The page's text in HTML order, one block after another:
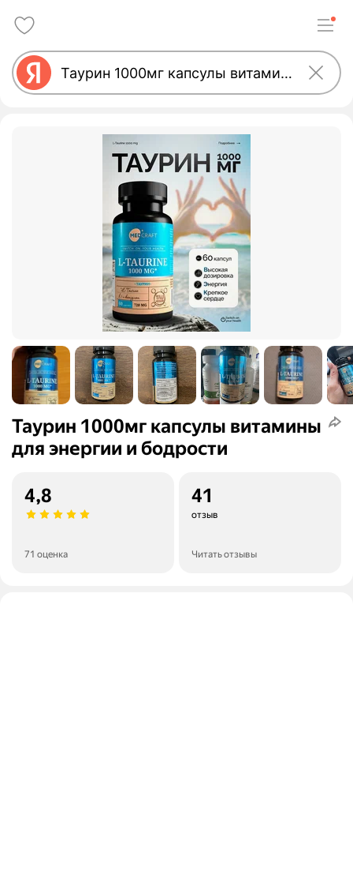
Таурин 1000мг капсулы витамины
для энергии и бодрости
4,8
71 оценка
41
отзыв
Читать отзывы